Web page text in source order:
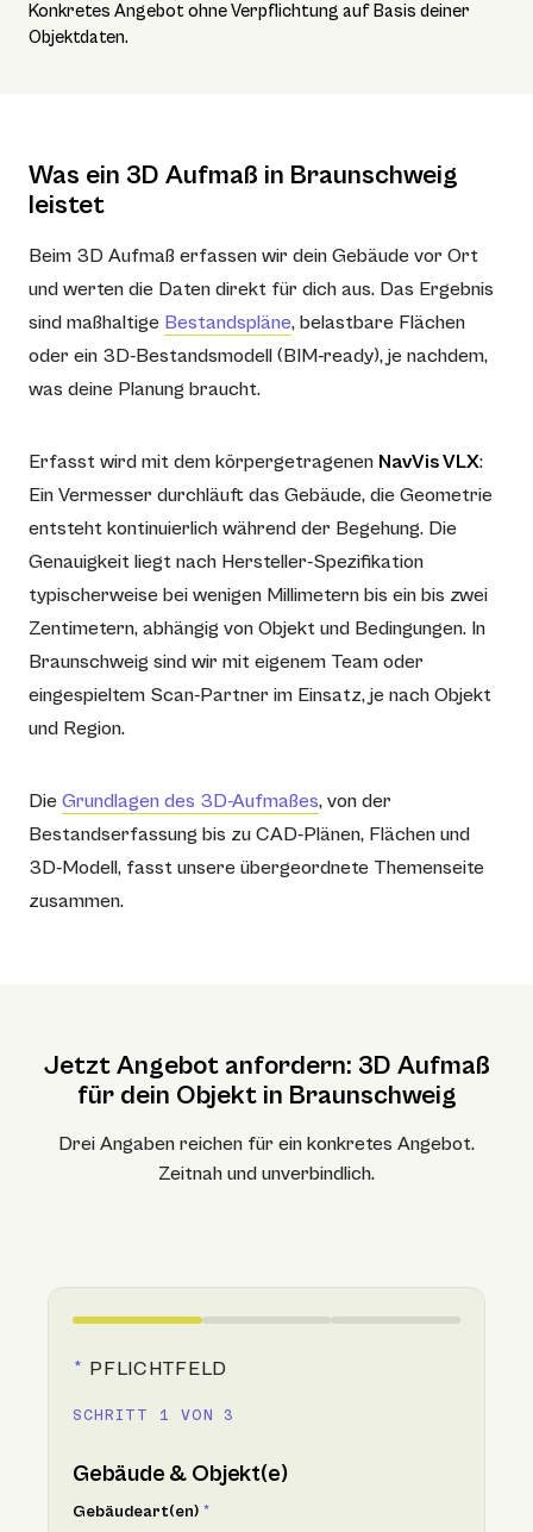
Konkretes Angebot ohne Verpflichtung auf Basis deiner
Objektdaten.
Was ein 3D Aufmaß in Braunschweig
leistet
Beim 3D Aufmaß erfassen wir dein Gebäude vor Ort
und werten die Daten direkt für dich aus. Das Ergebnis
sind maßhaltige Bestandspläne, belastbare Flächen
oder ein 3D-Bestandsmodell (BIM-ready), je nachdem,
was deine Planung braucht.
Erfasst wird mit dem körpergetragenen NavVis VLX:
Ein Vermesser durchläuft das Gebäude, die Geometrie
entsteht kontinuierlich während der Begehung. Die
Genauigkeit liegt nach Hersteller-Spezifikation
typischerweise bei wenigen Millimetern bis ein bis zwei
Zentimetern, abhängig von Objekt und Bedingungen. In
Braunschweig sind wir mit eigenem Team oder
eingespieltem Scan-Partner im Einsatz, je nach Objekt
und Region.
Die Grundlagen des 3D-Aufmaßes, von der
Bestandserfassung bis zu CAD-Plänen, Flächen und
3D-Modell, fasst unsere übergeordnete Themenseite
zusammen.
Jetzt Angebot anfordern: 3D Aufmaß
für dein Objekt in Braunschweig
Drei Angaben reichen für ein konkretes Angebot.
Zeitnah und unverbindlich.
* PFLICHTFELD
SCHRITT 1 VON 3
Gebäude & Objekt(e)
Gebäudeart(en) *